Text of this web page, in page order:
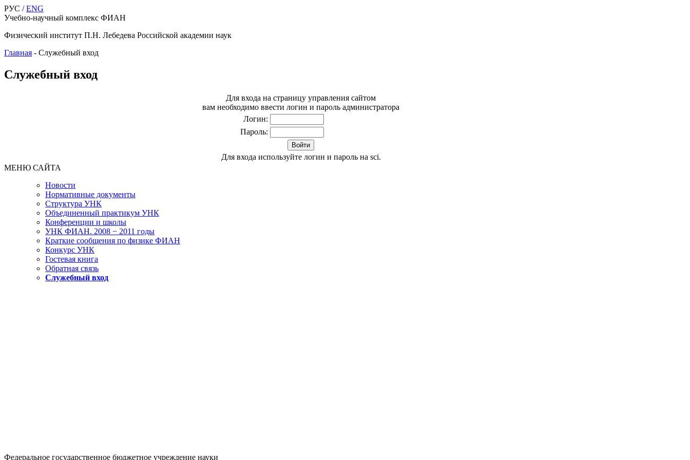
РУС /ENG
Учебно-научный комплекс ФИАН
Физический институт П.Н. Лебедева Российской академии наук
Главная - Cлужебный вход
Cлужебный вход
Для входа на страницу управления сайтом
вам необходимо ввести логин и пароль администратора
Логин:
Пароль:
Для входа используйте логин и пароль на sci.
МЕНЮ САЙТА
Новости
Нормативные документы
Структура УНК
Объединенный практикум УНК
Конференции и школы
УНК ФИАН. 2008 − 2011 годы
Краткие сообщения по физике ФИАН
Конкурс УНК
Гостевая книга
Обратная связь
Cлужебный вход
Федеральное государственное бюджетное учреждение науки